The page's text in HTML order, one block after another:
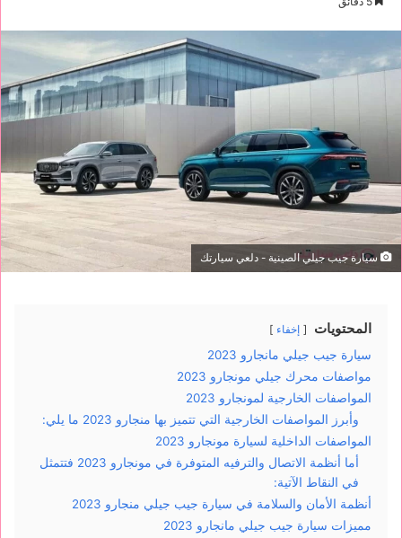
سيارة جيب جيلي الصينية - دلعي سيارتك
المحتويات إخفاء
سيارة جيب جيلي مانجارو 2023
مواصفات محرك جيلي مونجارو 2023
المواصفات الخارجية لمونجارو 2023
وأبرز المواصفات الخارجية التي تتميز بها منجارو 2023 ما يلي:
المواصفات الداخلية لسيارة مونجارو 2023
أما أنظمة الاتصال والترفيه المتوفرة في مونجارو 2023 فتتمثل
في النقاط الآتية:
أنظمة الأمان والسلامة في سيارة جيب جيلي منجارو 2023
مميزات سيارة جيب جيلي مانجارو 2023